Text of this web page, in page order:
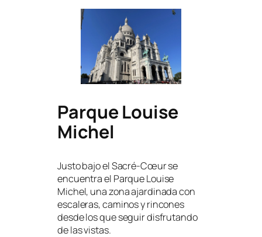
Parque Louise
Michel
Justo bajo el Sacré-Cœur se
encuentra el Parque Louise
Michel, una zona ajardinada con
escaleras, caminos y rincones
desde los que seguir disfrutando
de las vistas.